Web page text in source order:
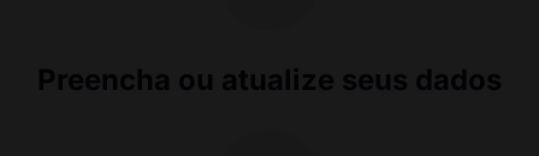
Preencha ou atualize seus dados